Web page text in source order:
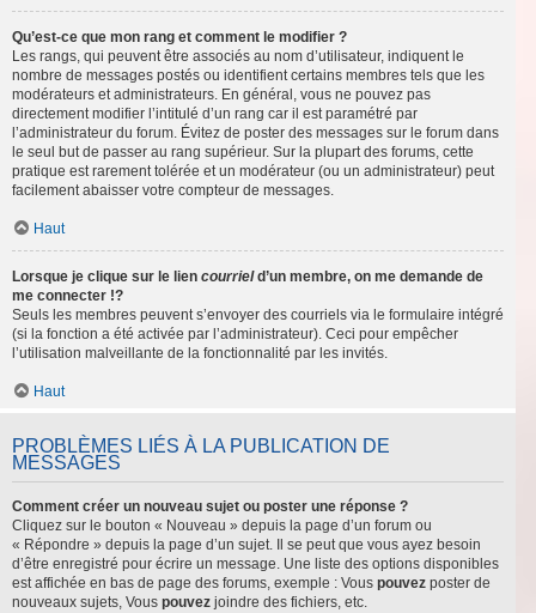
Qu’est-ce que mon rang et comment le modifier ?
Les rangs, qui peuvent être associés au nom d’utilisateur, indiquent le
nombre de messages postés ou identifient certains membres tels que les
modérateurs et administrateurs. En général, vous ne pouvez pas
directement modifier l’intitulé d’un rang car il est paramétré par
l’administrateur du forum. Évitez de poster des messages sur le forum dans
le seul but de passer au rang supérieur. Sur la plupart des forums, cette
pratique est rarement tolérée et un modérateur (ou un administrateur) peut
facilement abaisser votre compteur de messages.
Haut
Lorsque je clique sur le lien courrield’un membre, on me demande de
me connecter !?
Seuls les membres peuvent s’envoyer des courriels via le formulaire intégré
(si la fonction a été activée par l’administrateur). Ceci pour empêcher
l’utilisation malveillante de la fonctionnalité par les invités.
Haut
PROBLÈMES LIÉS À LA PUBLICATION DE
MESSAGES
Comment créer un nouveau sujet ou poster une réponse ?
Cliquez sur le bouton « Nouveau » depuis la page d’un forum ou
« Répondre » depuis la page d’un sujet. Il se peut que vous ayez besoin
d’être enregistré pour écrire un message. Une liste des options disponibles
est affichée en bas de page des forums, exemple : Vous pouvez poster de
nouveaux sujets, Vous pouvez joindre des fichiers, etc.